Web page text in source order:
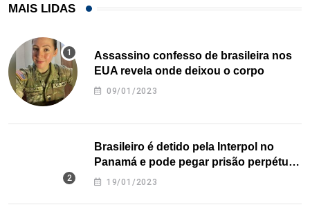
MAIS LIDAS
Assassino confesso de brasileira nos
EUA revela onde deixou o corpo
09/01/2023
Brasileiro é detido pela Interpol no
Panamá e pode pegar prisão perpétua
nos EUA
19/01/2023